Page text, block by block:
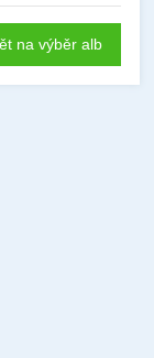
na výběr alb